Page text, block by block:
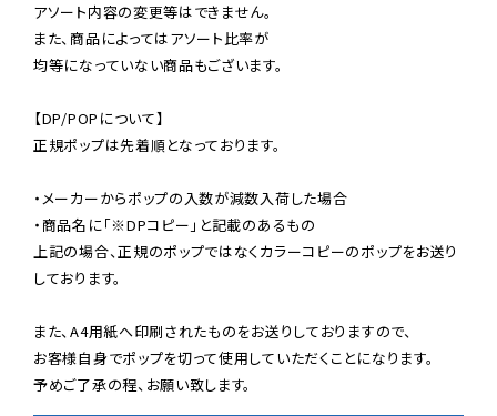
アソート内容の変更等はできません。
また、商品によってはアソート比率が
均等になっていない商品もございます。
【DP/POPについて】
正規ポップは先着順となっております。
・メーカーからポップの入数が減数入荷した場合
・商品名に「※DPコピー」と記載のあるもの
上記の場合、正規のポップではなくカラーコピーのポップをお送り
しております。
また、A4用紙へ印刷されたものをお送りしておりますので、
お客様自身でポップを切って使用していただくことになります。
予めご了承の程、お願い致します。